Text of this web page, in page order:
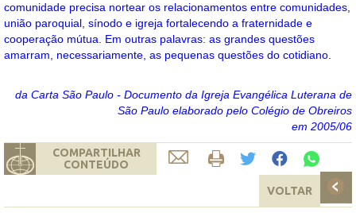
comunidade precisa nortear os relacionamentos entre comunidades,
união paroquial, sínodo e igreja fortalecendo a fraternidade e
cooperação mútua. Em outras palavras: as grandes questões
amarram, necessariamente, as pequenas questões do cotidiano.
da Carta São Paulo - Documento da Igreja Evangélica Luterana de
São Paulo elaborado pelo Colégio de Obreiros
em 2005/06
COMPARTILHAR
CONTEÚDO
VOLTAR